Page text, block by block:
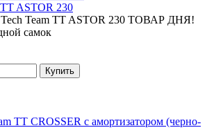
ASTOR 230
Tech Team TT ASTOR 230 ТОВАР ДНЯ!
самок